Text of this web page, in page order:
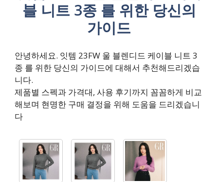
블 니트 3종 를 위한 당신의
가이드
안녕하세요. 잇템 23FW 울 블렌디드 케이블 니트 3
종 를 위한 당신의 가이드에 대해서 추천해드리겠습
니다.
제품별 스펙과 가격대, 사용 후기까지 꼼꼼하게 비교
해보며 현명한 구매 결정을 위해 도움을 드리겠습니
다